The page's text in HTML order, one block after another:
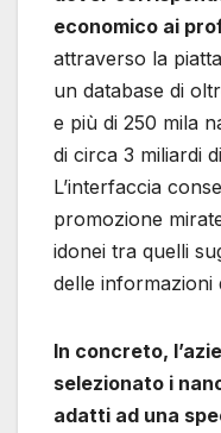
economico ai
attraverso la
un database di
e più di 250 mila
di circa 3 miliardi
L’interfaccia
promozione
idonei tra quelli
delle informazioni
In concreto,
selezionato i
adatti ad una